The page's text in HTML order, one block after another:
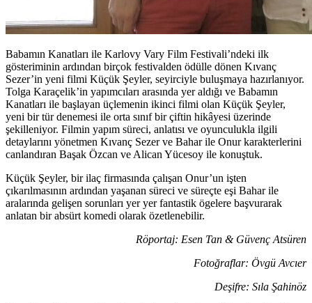
Babamın Kanatları ile Karlovy Vary Film Festivali’ndeki ilk
gösteriminin ardından birçok festivalden ödülle dönen Kıvanç
Sezer’in yeni filmi Küçük Şeyler, seyirciyle buluşmaya hazırlanıyor.
Tolga Karaçelik’in yapımcıları arasında yer aldığı ve Babamın
Kanatları ile başlayan üçlemenin ikinci filmi olan Küçük Şeyler,
yeni bir tür denemesi ile orta sınıf bir çiftin hikâyesi üzerinde
şekilleniyor. Filmin yapım süreci, anlatısı ve oyunculukla ilgili
detaylarını yönetmen Kıvanç Sezer ve Bahar ile Onur karakterlerini
canlandıran Başak Özcan ve Alican Yücesoy ile konuştuk.
Küçük Şeyler, bir ilaç firmasında çalışan Onur’un işten
çıkarılmasının ardından yaşanan süreci ve süreçte eşi Bahar ile
aralarında gelişen sorunları yer yer fantastik ögelere başvurarak
anlatan bir absürt komedi olarak özetlenebilir.
Röportaj: Esen Tan & Güvenç Atsüren
Fotoğraflar: Övgü Avcıer
Deşifre: Sıla Şahinöz